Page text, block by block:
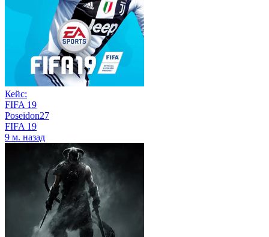
Кейс:
FIFA 19
Poseidon27
FIFA 19
9 м. назад